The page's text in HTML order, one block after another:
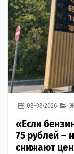
08-08-2026
«Если
75 рублей –
снижают